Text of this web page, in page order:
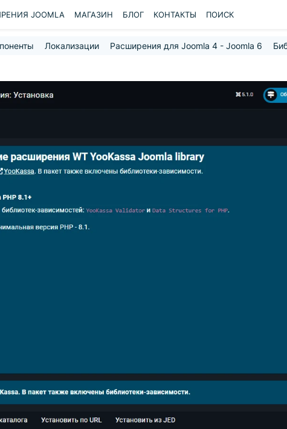
JOOMLA МАГАЗИН БЛОГ КОНТАКТЫ ПОИСК
Локализации Расширения для Joomla 4 - Joomla 6